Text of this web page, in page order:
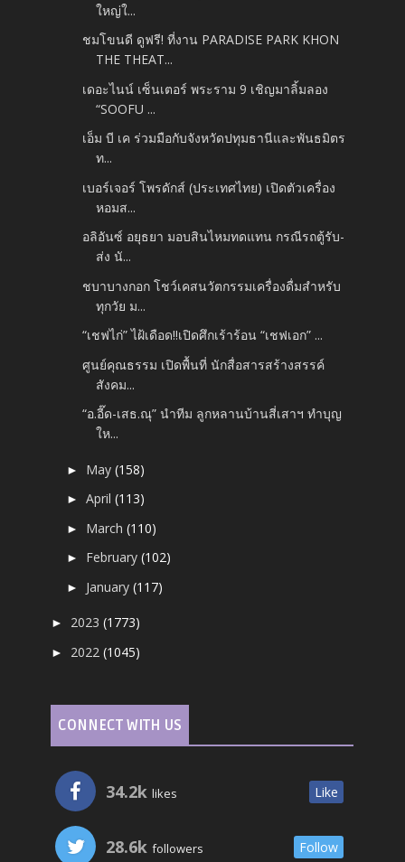
ใหญ่ใ...
ชมโขนดี ดูฟรี! ที่งาน PARADISE PARK KHON
THE THEAT...
เดอะไนน์ เซ็นเตอร์ พระราม 9 เชิญมาลิ้มลอง
“SOOFU ...
เอ็ม บี เค ร่วมมือกับจังหวัดปทุมธานีและพันธมิตร
ท...
เบอร์เจอร์ โพรดักส์ (ประเทศไทย) เปิดตัวเครื่อง
หอมส...
อลิอันซ์ อยุธยา มอบสินไหมทดแทน กรณีรถตู้รับ-
ส่ง นั...
ชบาบางกอก โชว์เคสนวัตกรรมเครื่องดื่มสำหรับ
ทุกวัย ม...
“เชฟไก่” ไฝ้เดือด!!เปิดศึกเร้าร้อน “เชฟเอก” ...
ศูนย์คุณธรรม เปิดพื้นที่ นักสื่อสารสร้างสรรค์
สังคม...
“อ.อี๊ด-เสธ.ณุ” นำทีม ลูกหลานบ้านสี่เสาฯ ทำบุญ
ให...
► May(158)
►April(113)
► March(110)
► February(102)
► January(117)
► 2023(1773)
► 2022(1045)
CONNECT WITH US
34.2k likes Like
28.6k followers Follow